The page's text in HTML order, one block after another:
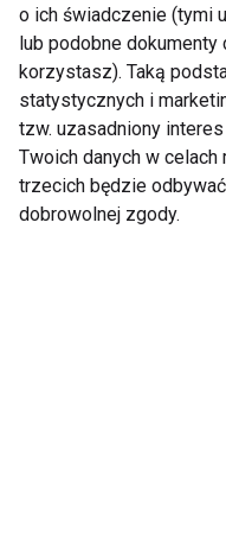
Cukrowy peeling do
ciała - słodki sposób
na jędrną skórę
o ich świadczenie (tymi
lub podobne dokumenty
korzystasz). Taką
statystycznych i
tzw. uzasadniony
Twoich danych w
trzecich będzie
dobrowolnej zgody.